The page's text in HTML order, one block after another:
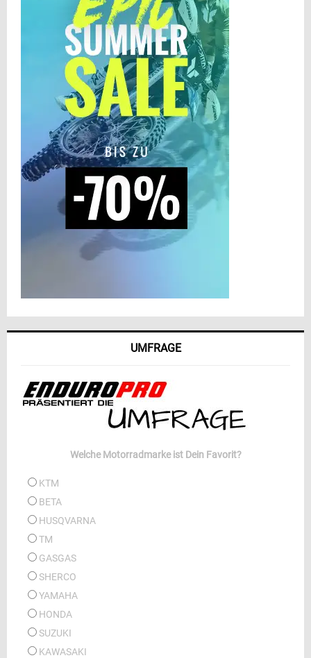
UMFRAGE
Welche Motorradmarke ist Dein Favorit?
KTM
BETA
HUSQVARNA
TM
GASGAS
SHERCO
YAMAHA
HONDA
SUZUKI
KAWASAKI